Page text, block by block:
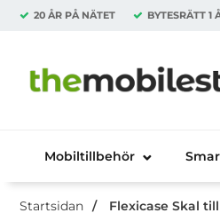
20 ÅR PÅ NÄTET BYTESRÄTT 1
Mobiltillbehör
Startsidan Flexicase Skal